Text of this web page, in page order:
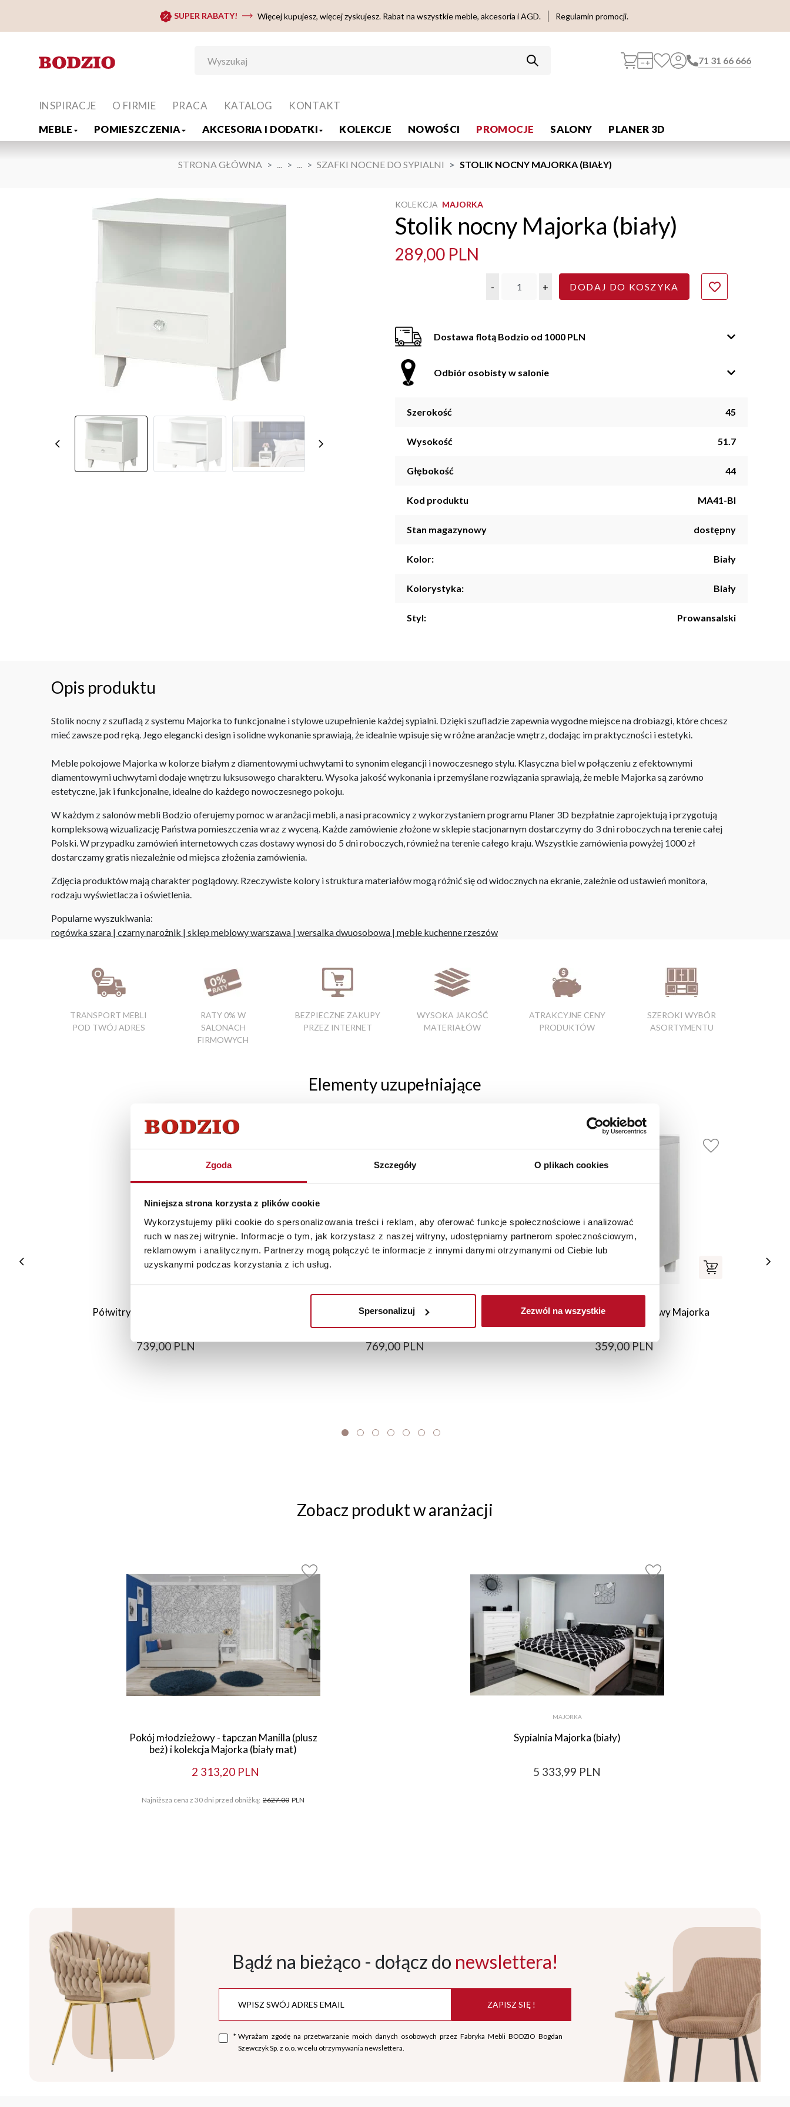
Zgoda Szczegóły O plikach cookies
Niniejsza strona korzysta z plików cookie
Wykorzystujemy pliki cookie do spersonalizowania treści i reklam, aby oferować funkcje społecznościowe i analizować
ruch w naszej witrynie. Informacje o tym, jak korzystasz z naszej witryny, udostępniamy partnerom społecznościowym,
reklamowym i analitycznym. Partnerzy mogą połączyć te informacje z innymi danymi otrzymanymi od Ciebie lub
uzyskanymi podczas korzystania z ich usług.
Spersonalizuj Zezwól na wszystkie
SUPER RABATY! Więcej kupujesz, więcej zyskujesz. Rabat na wszystkie meble, akcesoria i AGD. Regulamin promocji.
71 31 66 666
MEBLE POMIESZCZENIA AKCESORIA I DODATKI KOLEKCJE NOWOŚCI PROMOCJE SALONY PLANER 3D
INSPIRACJE O FIRMIE PRACA KATALOG KONTAKT
STRONA GŁÓWNA ... ... SZAFKI NOCNE DO SYPIALNI STOLIK NOCNY MAJORKA (BIAŁY)
KOLEKCJA MAJORKA
Stolik nocny Majorka (biały)
289,00 PLN
- + DODAJ DO KOSZYKA
Dostawa flotą Bodzio od 1000 PLN
Odbiór osobisty w salonie
Szerokość 45
Wysokość 51.7
Głębokość 44
Kod produktu MA41-BI
Stan magazynowy dostępny
Kolor: Biały
Kolorystyka: Biały
Styl: Prowansalski
Opis produktu
Stolik nocny z szufladą z systemu Majorka to funkcjonalne i stylowe uzupełnienie każdej sypialni. Dzięki szufladzie zapewnia wygodne miejsce na drobiazgi, które chcesz
mieć zawsze pod ręką. Jego elegancki design i solidne wykonanie sprawiają, że idealnie wpisuje się w różne aranżacje wnętrz, dodając im praktyczności i estetyki.
Meble pokojowe Majorka w kolorze białym z diamentowymi uchwytami to synonim elegancji i nowoczesnego stylu. Klasyczna biel w połączeniu z efektownymi
diamentowymi uchwytami dodaje wnętrzu luksusowego charakteru. Wysoka jakość wykonania i przemyślane rozwiązania sprawiają, że meble Majorka są zarówno
estetyczne, jak i funkcjonalne, idealne do każdego nowoczesnego pokoju.
W każdym z salonów mebli Bodzio oferujemy pomoc w aranżacji mebli, a nasi pracownicy z wykorzystaniem programu Planer 3D bezpłatnie zaprojektują i przygotują
kompleksową wizualizację Państwa pomieszczenia wraz z wyceną. Każde zamówienie złożone w sklepie stacjonarnym dostarczymy do 3 dni roboczych na terenie całej
Polski. W przypadku zamówień internetowych czas dostawy wynosi do 5 dni roboczych, również na terenie całego kraju. Wszystkie zamówienia powyżej 1000 zł
dostarczamy gratis niezależnie od miejsca złożenia zamówienia.
Zdjęcia produktów mają charakter poglądowy. Rzeczywiste kolory i struktura materiałów mogą różnić się od widocznych na ekranie, zależnie od ustawień monitora,
rodzaju wyświetlacza i oświetlenia.
Popularne wyszukiwania:
rogówka szara | czarny narożnik | sklep meblowy warszawa | wersalka dwuosobowa | meble kuchenne rzeszów
TRANSPORT MEBLI
POD TWÓJ ADRES
RATY 0% W
SALONACH
FIRMOWYCH
BEZPIECZNE ZAKUPY
PRZEZ INTERNET
WYSOKA JAKOŚĆ
MATERIAŁÓW
ATRAKCYJNE CENY
PRODUKTÓW
SZEROKI WYBÓR
ASORTYMENTU
Elementy uzupełniające
Półwitryna prawa Majorka (biały)
739,00 PLN
Komoda z dzwi. i szufl. Majorka (biały)
769,00 PLN
Kontener drzwiczkowy prawy Majorka
359,00 PLN
Zobacz produkt w aranżacji
Pokój młodzieżowy - tapczan Manilla (plusz
beż) i kolekcja Majorka (biały mat)
2 313,20 PLN
Najniższa cena z 30 dni przed obniżką: 2627.00 PLN
MAJORKA
Sypialnia Majorka (biały)
5 333,99 PLN
Bądź na bieżąco - dołącz do newslettera!
ZAPISZ SIĘ !
* Wyrażam zgodę na przetwarzanie moich danych osobowych przez Fabryka Mebli BODZIO Bogdan
Szewczyk Sp. z o.o. w celu otrzymywania newslettera.